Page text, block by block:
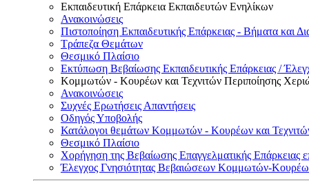
Εκπαιδευτική Επάρκεια Εκπαιδευτών Ενηλίκων
Ανακοινώσεις
Πιστοποίηση Εκπαιδευτικής Επάρκειας - Βήματα και
Τράπεζα Θεμάτων
Θεσμικό Πλαίσιο
Εκτύπωση Βεβαίωσης Εκπαιδευτικής Επάρκειας /
Κομμωτών - Κουρέων και Τεχνιτών Περιποίησης
Ανακοινώσεις
Συχνές Ερωτήσεις Απαντήσεις
Οδηγός Υποβολής
Κατάλογοι θεμάτων Κομμωτών - Κουρέων και
Θεσμικό Πλαίσιο
Χορήγηση της Βεβαίωσης Επαγγελματικής
Έλεγχος Γνησιότητας Βεβαιώσεων Κομμωτών-